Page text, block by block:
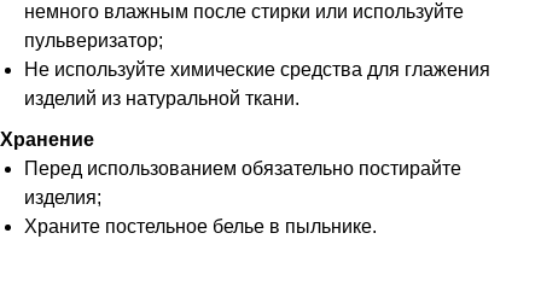
немного влажным после стирки или используйте
пульверизатор;
Не используйте химические средства для глажения
изделий из натуральной ткани.
Хранение
Перед использованием обязательно постирайте
изделия;
Храните постельное белье в пыльнике.